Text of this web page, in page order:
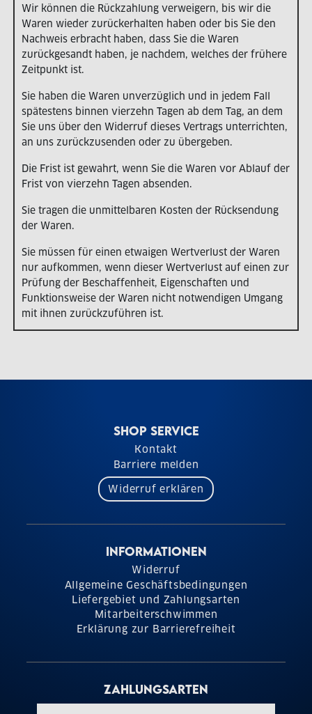
Wir können die Rückzahlung verweigern, bis wir die
Waren wieder zurückerhalten haben oder bis Sie den
Nachweis erbracht haben, dass Sie die Waren
zurückgesandt haben, je nachdem, welches der frühere
Zeitpunkt ist.
Sie haben die Waren unverzüglich und in jedem Fall
spätestens binnen vierzehn Tagen ab dem Tag, an dem
Sie uns über den Widerruf dieses Vertrags unterrichten,
an uns zurückzusenden oder zu übergeben.
Die Frist ist gewahrt, wenn Sie die Waren vor Ablauf der
Frist von vierzehn Tagen absenden.
Sie tragen die unmittelbaren Kosten der Rücksendung
der Waren.
Sie müssen für einen etwaigen Wertverlust der Waren
nur aufkommen, wenn dieser Wertverlust auf einen zur
Prüfung der Beschaffenheit, Eigenschaften und
Funktionsweise der Waren nicht notwendigen Umgang
mit ihnen zurückzuführen ist.
SHOP SERVICE
Kontakt
Barriere melden
Widerruf erklären
INFORMATIONEN
Widerruf
Allgemeine Geschäftsbedingungen
Liefergebiet und Zahlungsarten
Mitarbeiterschwimmen
Erklärung zur Barrierefreiheit
ZAHLUNGSARTEN